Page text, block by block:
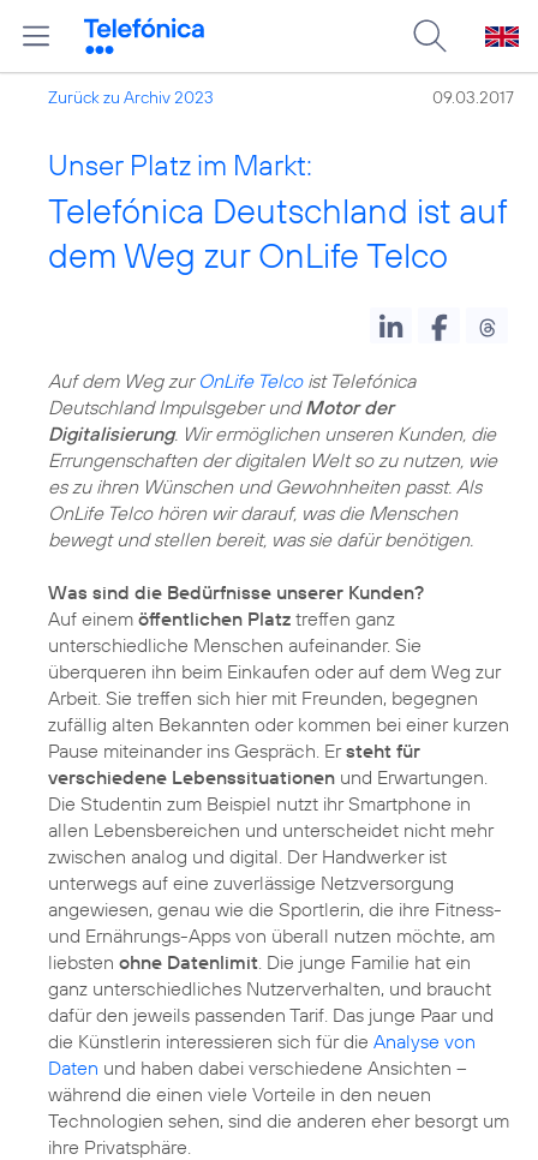
Zurück zu Archiv 2023 09.03.2017
Unser Platz im Markt:
Telefónica Deutschland ist auf
dem Weg zur OnLife Telco
Auf dem Weg zur OnLife Telcoist Telefónica
Deutschland Impulsgeber undMotor der
Digitalisierung. Wir ermöglichen unseren Kunden, die
Errungenschaften der digitalen Welt so zu nutzen, wie
es zu ihren Wünschen und Gewohnheiten passt. Als
OnLife Telco hören wir darauf, was die Menschen
bewegt und stellen bereit, was sie dafür benötigen.
Was sind die Bedürfnisse unserer Kunden?
Auf einem öffentlichen Platz treffen ganz
unterschiedliche Menschen aufeinander. Sie
überqueren ihn beim Einkaufen oder auf dem Weg zur
Arbeit. Sie treffen sich hier mit Freunden, begegnen
zufällig alten Bekannten oder kommen bei einer kurzen
Pause miteinander ins Gespräch. Ersteht für
verschiedene Lebenssituationen und Erwartungen.
Die Studentin zum Beispiel nutzt ihr Smartphone in
allen Lebensbereichen und unterscheidet nicht mehr
zwischen analog und digital. Der Handwerker ist
unterwegs auf eine zuverlässige Netzversorgung
angewiesen, genau wie die Sportlerin, die ihre Fitness-
und Ernährungs-Apps von überall nutzen möchte, am
liebsten ohne Datenlimit. Die junge Familie hat ein
ganz unterschiedliches Nutzerverhalten, und braucht
dafür den jeweils passenden Tarif. Das junge Paar und
die Künstlerin interessieren sich für die Analyse von
Daten und haben dabei verschiedene Ansichten –
während die einen viele Vorteile in den neuen
Technologien sehen, sind die anderen eher besorgt um
ihre Privatsphäre.